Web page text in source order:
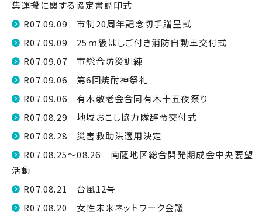
集運搬に関する協定書調印式
R07.09.09 市制20周年記念切手贈呈式
R07.09.09 25ｍ級はしご付き消防自動車交付式
R07.09.07 市総合防災訓練
R07.09.06 第6回焼酎神祭礼
R07.09.06 有木敬老会合同有木十五夜祭り
R07.08.29 地域おこし協力隊辞令交付式
R07.08.28 災害救助法適用決定
R07.08.25～08.26 南薩地区総合開発期成会中央要望
活動
R07.08.21 台風12号
R07.08.20 女性未来ネットワーク会議